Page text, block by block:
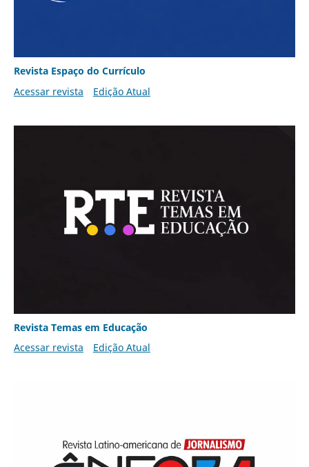
Revista Espaço do Currículo
Acessar revista
Edição Atual
Revista Temas em Educação
Acessar revista
Edição Atual